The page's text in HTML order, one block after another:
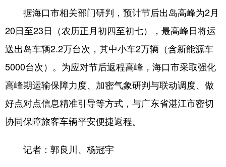
据海口市相关部门研判，预计节后出岛高峰为2月
20日至23日（农历正月初四至初七），最高峰日将运
送出岛车辆2.2万台次，其中小车2万辆（含新能源车
5000台次）。为应对节后返程高峰，海口市采取强化
高峰期运输保障力度、加密气象研判与联动调度、做
好点对点信息精准引导等方式，与广东省湛江市密切
协同保障旅客车辆平安便捷返程。
记者：郭良川、杨冠宇